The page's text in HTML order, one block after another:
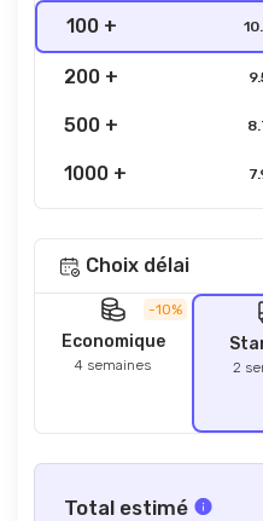
100 +
200 +
500 +
1000 +
Choix délai
-10%
Economique
4 semaines 2
Total estimé